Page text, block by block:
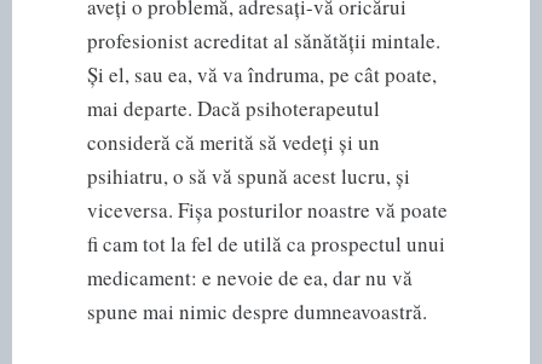
aveți o problemă, adresați-vă oricărui
profesionist acreditat al sănătății mintale.
Și el, sau ea, vă va îndruma, pe cât poate,
mai departe. Dacă psihoterapeutul
consideră că merită să vedeți și un
psihiatru, o să vă spună acest lucru, și
viceversa. Fișa posturilor noastre vă poate
fi cam tot la fel de utilă ca prospectul unui
medicament: e nevoie de ea, dar nu vă
spune mai nimic despre dumneavoastră.